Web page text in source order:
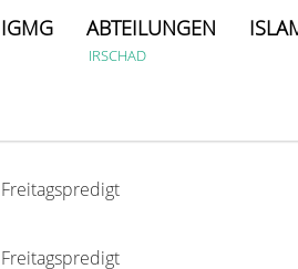
IGMG ABTEILUNGEN
IRSCHAD
Freitagspredigt
Freitagspredigt